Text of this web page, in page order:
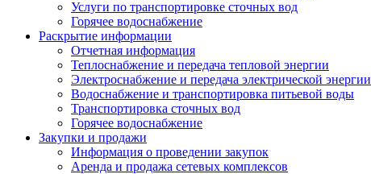
Услуги по транспортировке сточных вод
Горячее водоснабжение
Раскрытие информации
Отчетная информация
Теплоснабжение и передача тепловой энергии
Электроснабжение и передача электрической энергии
Водоснабжение и транспортировка питьевой воды
Транспортировка сточных вод
Горячее водоснабжение
Закупки и продажи
Информация о проведении закупок
Аренда и продажа сетевых комплексов